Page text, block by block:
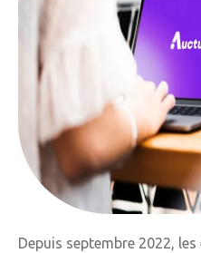
Depuis septembre 2022, les